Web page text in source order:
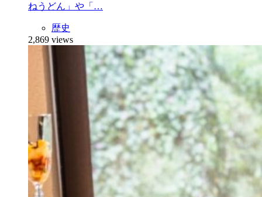
ねうどん」や「…
歴史
2,869 views